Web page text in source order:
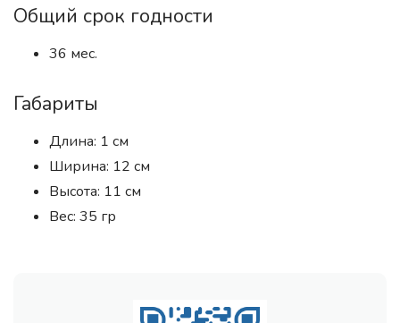
Общий срок годности
36 мес.
Габариты
Длина: 1 см
Ширина: 12 см
Высота: 11 см
Вес: 35 гр